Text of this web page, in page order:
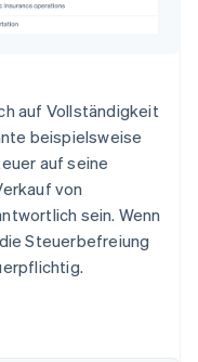
auf Vollständigkeit
beispielsweise
auf seine
von
sein. Wenn
Steuerbefreiung